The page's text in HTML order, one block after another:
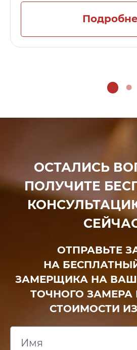
ОСТАЛИСЬ
ПОЛУЧИТЕ
ОТПРАВЬТЕ
НА
ЗАМЕРЩИКА НА ВАШ
ТОЧНОГО ЗАМЕРА
СТОИМОСТИ
Имя